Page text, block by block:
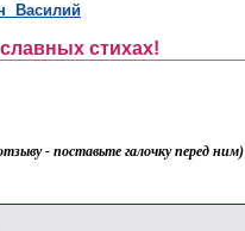
Василий
стихах!
- поставьте галочку перед ним)